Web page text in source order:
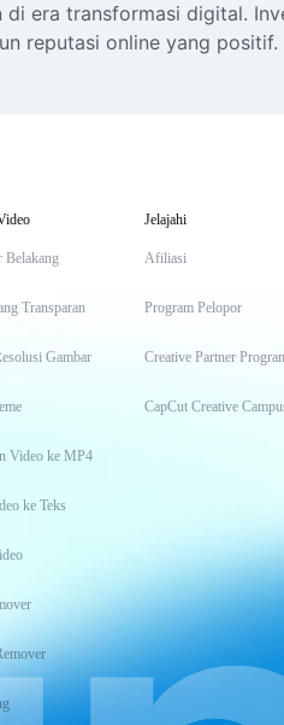
era transformasi digital.
reputasi online yang
Belakang
Transparan
Gambar
Video ke MP4
ke Teks
Jelajahi
Afiliasi
Program Pelopor
Creative Partner
CapCut Creative